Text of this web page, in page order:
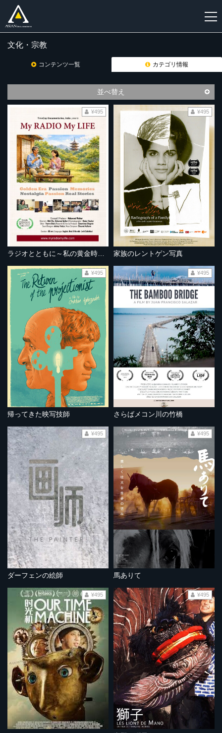
登
文化・宗教
コンテンツ一覧 カテゴリ情報
並べ替え
¥495
家族のレントゲン写真
¥495
帰ってきた映写技師
¥495
さらばメコン川の竹橋
¥495
ダーフェンの絵師
¥495
馬ありて
¥495
¥495 ¥495